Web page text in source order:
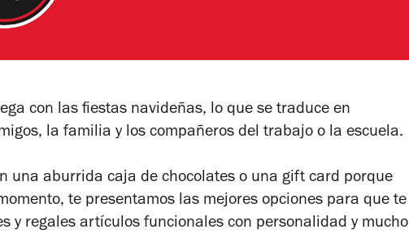
con las fiestas navideñas, lo que se traduce en
la familia y los compañeros del trabajo o la escuela.
una aburrida caja de chocolates o una gift card porque
te presentamos las mejores opciones para que te
y regales artículos funcionales con personalidad y mucho